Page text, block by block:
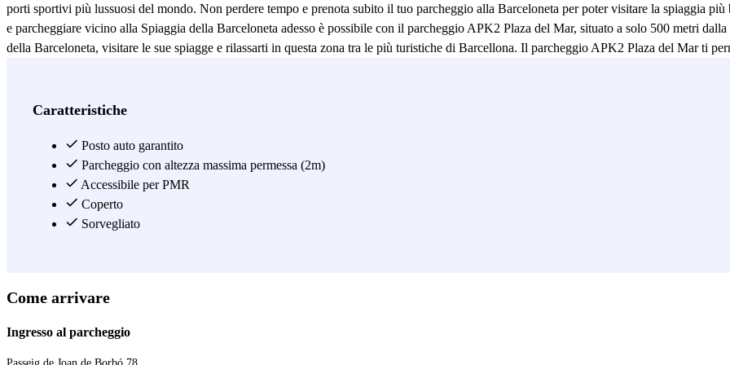
porti sportivi più lussuosi del mondo. Non perdere tempo e prenota subito il tuo parcheggio alla Barceloneta per poter visitare la spiaggia
e parcheggiare vicino alla Spiaggia della Barceloneta adesso è possibile con il parcheggio APK2 Plaza del Mar, situato a solo 500 metri
della Barceloneta, visitare le sue spiagge e rilassarti in questa zona tra le più turistiche di Barcellona. Il parcheggio APK2 Plaza del Mar ti
vicino al Barcelona World Race (il primo centro spagnolo di vela oceanica), è semplice grazie al parcheggio APK2 Plaza del Mar, situato a
24 tutti i giorni dell'anno. Per questa ragione, il parcheggio APK2 Plaza del Mar è il parcheggio alla Barceloneta perfetto, perché
Inoltre, parcheggiare vicino al Parco della Barceloneta o alla Ronda Litoral è un altro vantaggio che ti offre il parcheggio APK2 Plaza del
Vedi di più
Caratteristiche
Posto auto garantito
Parcheggio con altezza massima permessa (2m)
Accessibile per PMR
Coperto
Sorvegliato
Come arrivare
Ingresso al parcheggio